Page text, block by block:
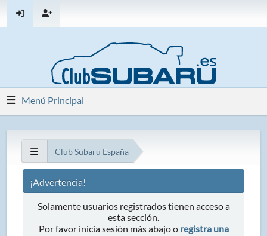
Menú Principal
Club Subaru España
¡Advertencia!
Solamente usuarios registrados tienen acceso a
esta sección.
Por favor inicia sesión más abajo o registra una